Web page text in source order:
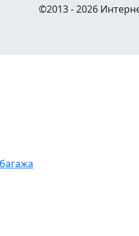
©2013 - 2026